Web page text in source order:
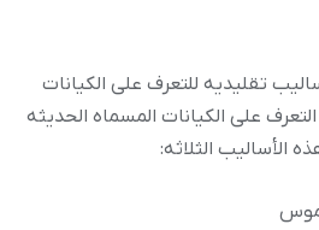
تقلیدیه للتعرف على الکیانات
على الکیانات المسماه الحدیثه
الثلاثه: